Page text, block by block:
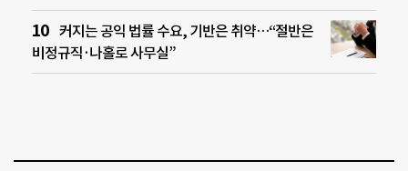
커지는 공익 법률 수요, 기반은 취약…“절반은
비정규직·나홀로 사무실”